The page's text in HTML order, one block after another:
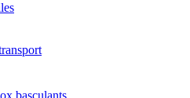
basculants